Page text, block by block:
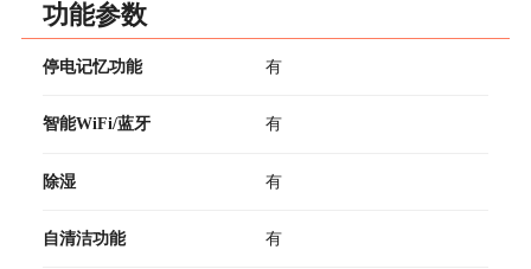
功能参数
停电记忆功能 有
智能WiFi/蓝牙 有
除湿 有
自清洁功能 有